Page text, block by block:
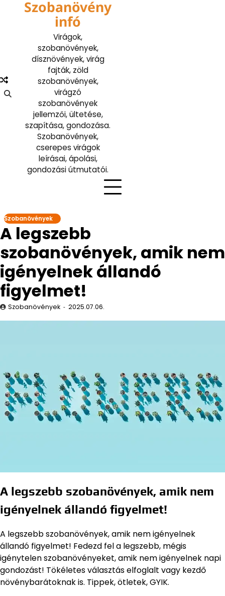
Szobanövény
infó
Virágok,
szobanövények,
dísznövények, virág
fajták, zöld
szobanövények,
virágzó
szobanövények
jellemzői, ültetése,
szapítása, gondozása.
Szobanövények,
cserepes virágok
leírásai, ápolási,
gondozási útmutatói.
Szobanövények
A legszebb
szobanövények, amik nem
igényelnek állandó
figyelmet!
Szobanövények 2025.07.06.
A legszebb szobanövények, amik nem
igényelnek állandó figyelmet!
A legszebb szobanövények, amik nem igényelnek
állandó figyelmet! Fedezd fel a legszebb, mégis
igénytelen szobanövényeket, amik nem igényelnek napi
gondozást! Tökéletes választás elfoglalt vagy kezdő
növénybarátoknak is. Tippek, ötletek, GYIK.